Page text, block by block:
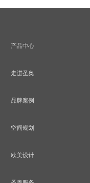
产品中心
走进圣奥
品牌案例
空间规划
欧美设计